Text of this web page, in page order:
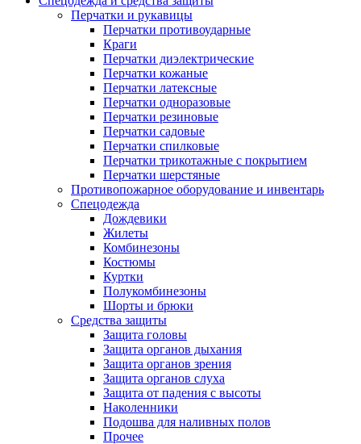
Перчатки и рукавицы
Перчатки противоударные
Краги
Перчатки диэлектрические
Перчатки кожаные
Перчатки латексные
Перчатки одноразовые
Перчатки резиновые
Перчатки садовые
Перчатки спилковые
Перчатки трикотажные с покрытием
Перчатки шерстяные
Противопожарное оборудование и инвентарь
Спецодежда
Дождевики
Жилеты
Комбинезоны
Костюмы
Куртки
Полукомбинезоны
Шорты и брюки
Средства защиты
Защита головы
Защита органов дыхания
Защита органов зрения
Защита органов слуха
Защита от падения с высоты
Наколенники
Подошва для наливных полов
Прочее